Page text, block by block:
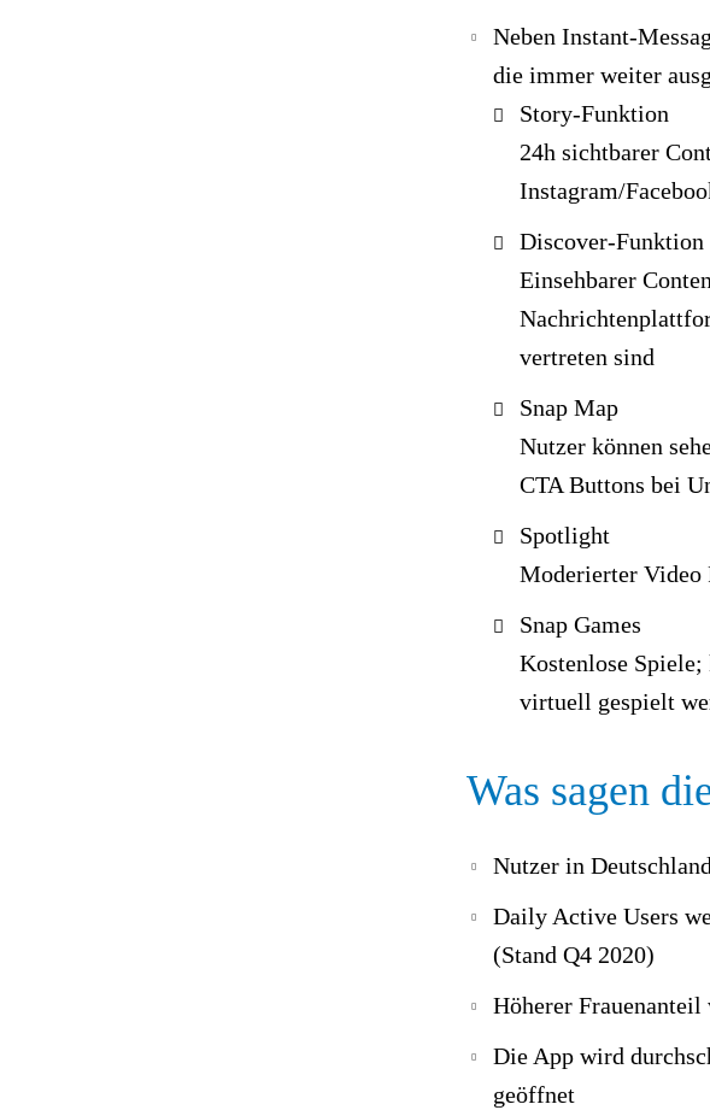
Neben Instant-
die immer weiter
Story-Funktion
24h sichtbarer
Instagram/
Discover-Funktion
Einsehbarer
vertreten sind
Snap Map
Nutzer können
CTA Buttons bei
Spotlight
Moderierter Video
Snap Games
Kostenlose
virtuell gespielt
Was sagen
Nutzer in
Daily Active Users
(Stand Q4 2020)
Höherer Frauenanteil
Die App wird
geöffnet